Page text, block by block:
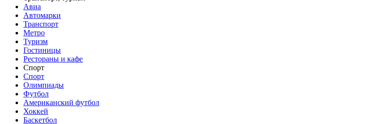
Авиа
Автомарки
Транспорт
Метро
Туризм
Гостиницы
Рестораны и кафе
Спорт
Спорт
Олимпиады
Футбол
Американский футбол
Хоккей
Баскетбол